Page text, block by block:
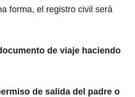
forma, el registro civil será
de viaje haciendo
de salida del padre o